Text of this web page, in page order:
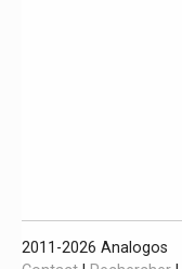
2011-2026 Analogos